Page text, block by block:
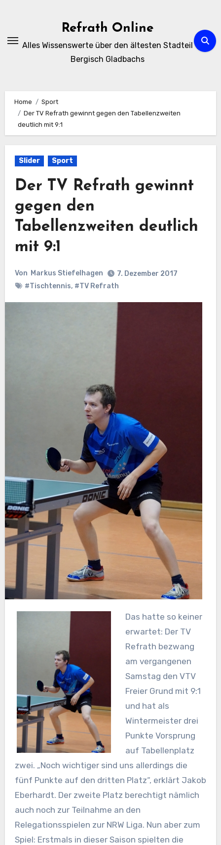
Refrath Online
Alles Wissenswerte über den ältesten Stadteil
Bergisch Gladbachs
Home
Sport
Der TV Refrath gewinnt gegen den Tabellenzweiten
deutlich mit 9:1
Slider Sport
Der TV Refrath gewinnt
gegen den
Tabellenzweiten deutlich
mit 9:1
Von Markus Stiefelhagen
7. Dezember 2017
#Tischtennis, #TV Refrath
Das hatte so keiner
erwartet: Der TV
Refrath bezwang
am vergangenen
Samstag den VTV
Freier Grund mit 9:1
und hat als
Wintermeister drei
Punkte Vorsprung
auf Tabellenplatz
zwei. „Noch wichtiger sind uns allerdings die
fünf Punkte auf den dritten Platz“, erklärt Jakob
Eberhardt. Der zweite Platz berechtigt nämlich
auch noch zur Teilnahme an den
Relegationsspielen zur NRW Liga. Nun aber zum
Spiel: Erstmals in dieser Saison spielten die